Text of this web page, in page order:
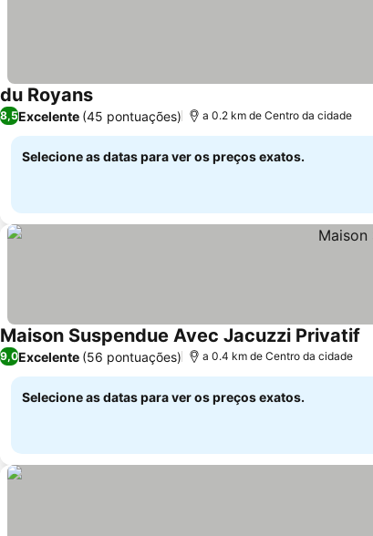
du Royans
8,5Excelente (45 pontuações) a 0.2 km de Centro da cidade
Selecione as datas para ver os preços exatos.
Maison Suspendue Avec Jacuzzi Privatif
9,0Excelente (56 pontuações) a 0.4 km de Centro da cidade
Selecione as datas para ver os preços exatos.